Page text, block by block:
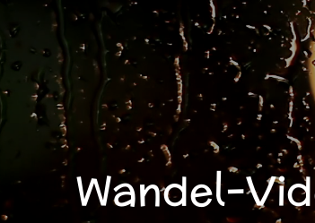
Wandel-